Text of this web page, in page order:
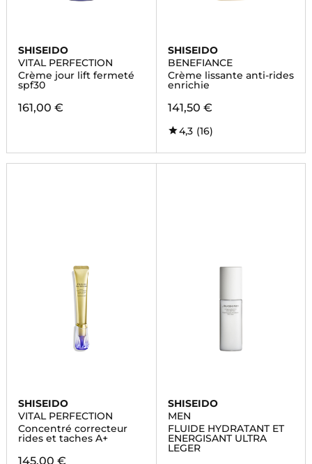
SHISEIDO
VITAL PERFECTION
Crème jour lift fermeté
spf30
161,00 €
SHISEIDO
BENEFIANCE
Crème lissante anti-rides
enrichie
141,50 €
4,3 (16)
SHISEIDO
VITAL PERFECTION
Concentré correcteur
rides et taches A+
145,00 €
SHISEIDO
MEN
FLUIDE HYDRATANT ET
ENERGISANT ULTRA
LEGER